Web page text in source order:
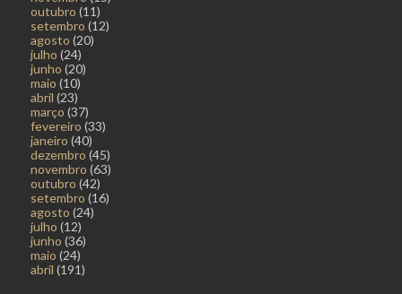
outubro (11)
setembro (12)
agosto (20)
julho (24)
junho (20)
maio (10)
abril (23)
março (37)
fevereiro (33)
janeiro (40)
dezembro (45)
novembro (63)
outubro (42)
setembro (16)
agosto (24)
julho (12)
junho (36)
maio (24)
abril (191)